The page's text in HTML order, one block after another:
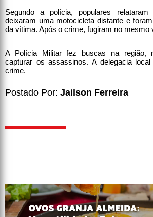
Segundo a polícia, populares
deixaram uma motocicleta distante e
da vítima. Após o crime, fugiram no mesmo
A Polícia Militar fez buscas na região,
capturar os assassinos. A delegacia
crime.
Postado Por: Jailson Ferreira